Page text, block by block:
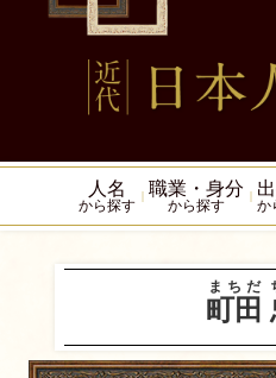
人名
から探す
職業・身分
から探す か
町田
まちだ